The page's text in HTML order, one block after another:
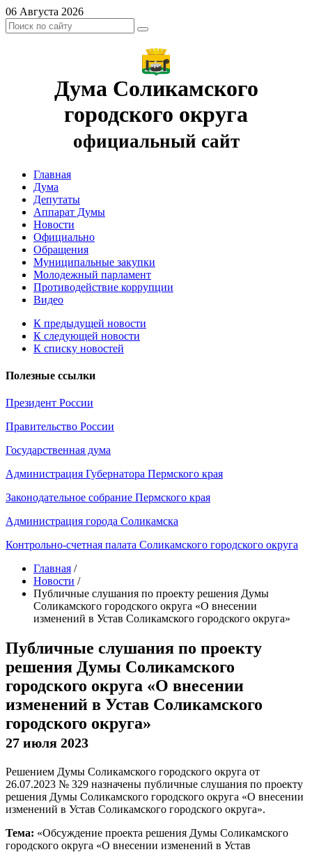
06 Августа 2026
Дума Соликамского
городского округа
официальный сайт
Главная
Дума
Депутаты
Аппарат Думы
Новости
Официально
Обращения
Муниципальные закупки
Молодежный парламент
Противодействие коррупции
Видео
К предыдущей новости
К следующей новости
К списку новостей
Полезные ссылки
Президент России
Правительство России
Государственная дума
Администрация Губернатора Пермского края
Законодательное собрание Пермского края
Администрация города Соликамска
Контрольно-счетная палата Соликамского городского округа
Главная /
Новости /
Публичные слушания по проекту решения Думы
Соликамского городского округа «О внесении
изменений в Устав Соликамского городского округа»
Публичные слушания по проекту
решения Думы Соликамского
городского округа «О внесении
изменений в Устав Соликамского
городского округа»
27 июля 2023
Решением Думы Соликамского городского округа от
26.07.2023 № 329 назначены публичные слушания по проекту
решения Думы Соликамского городского округа «О внесении
изменений в Устав Соликамского городского округа».
Тема: «Обсуждение проекта решения Думы Соликамского
городского округа «О внесении изменений в Устав